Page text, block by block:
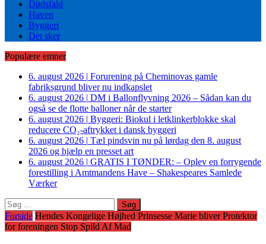
Dødsfald
Haven
Byggeri
Det sker
Populære emner
6. august 2026 | Forurening på Cheminovas gamle
fabriksgrund bliver nu indkapslet
6. august 2026 | DM i Ballonflyvning 2026 – Sådan kan du
også se de flotte balloner når de starter
6. august 2026 | Byggeri: Biokul i letklinkerblokke skal
reducere CO₂-aftrykket i dansk byggeri
6. august 2026 | Tæl pindsvin nu på lørdag den 8. august
2026 og hjælp en presset art
6. august 2026 | GRATIS I TØNDER: – Oplev en forrygende
forestilling i Amtmandens Have – Shakespeares Samlede
Værker
Søg
efter:
Forside Hendes Kongelige Højhed Prinsesse Marie bliver Protektor
for foreningen Stop Spild Af Mad